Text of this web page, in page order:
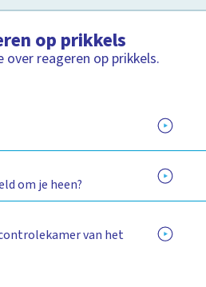
op prikkels
reageren op prikkels.
om je heen?
van het